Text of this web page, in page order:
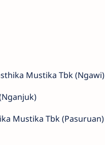
Mustika Tbk (Ngawi)
Mustika Tbk (Pasuruan)